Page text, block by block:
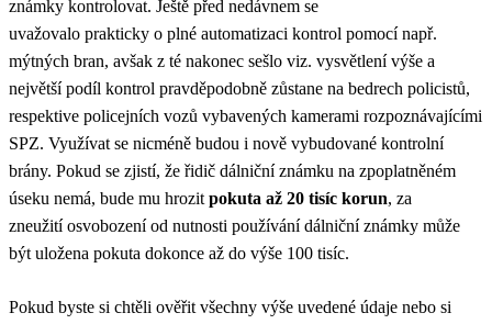
známky kontrolovat. Ještě před nedávnem se
uvažovalo prakticky o plné automatizaci kontrol pomocí např.
mýtných bran, avšak z té nakonec sešlo viz. vysvětlení výše a
největší podíl kontrol pravděpodobně zůstane na bedrech policistů,
respektive policejních vozů vybavených kamerami rozpoznávajícími
SPZ. Využívat se nicméně budou i nově vybudované kontrolní
brány. Pokud se zjistí, že řidič dálniční známku na zpoplatněném
úseku nemá, bude mu hrozit pokuta až 20 tisíc korun, za
zneužití osvobození od nutnosti používání dálniční známky může
být uložena pokuta dokonce až do výše 100 tisíc.
Pokud byste si chtěli ověřit všechny výše uvedené údaje nebo si